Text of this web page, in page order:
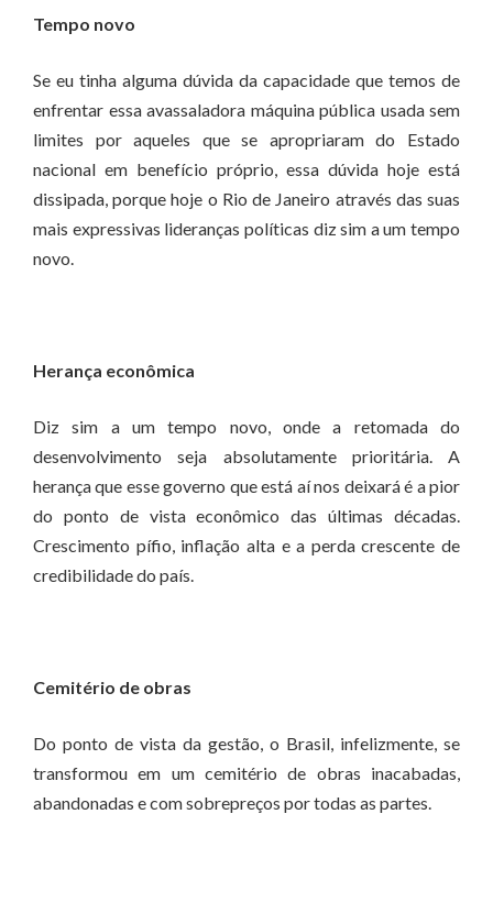
Tempo novo
Se eu tinha alguma dúvida da capacidade que temos de
enfrentar essa avassaladora máquina pública usada sem
limites por aqueles que se apropriaram do Estado
nacional em benefício próprio, essa dúvida hoje está
dissipada, porque hoje o Rio de Janeiro através das suas
mais expressivas lideranças políticas diz sim a um tempo
novo.
Herança econômica
Diz sim a um tempo novo, onde a retomada do
desenvolvimento seja absolutamente prioritária. A
herança que esse governo que está aí nos deixará é a pior
do ponto de vista econômico das últimas décadas.
Crescimento pífio, inflação alta e a perda crescente de
credibilidade do país.
Cemitério de obras
Do ponto de vista da gestão, o Brasil, infelizmente, se
transformou em um cemitério de obras inacabadas,
abandonadas e com sobrepreços por todas as partes.